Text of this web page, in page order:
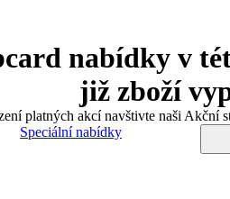
nabídky v
již zboží
platných akcí navštivte naši Akční
Speciální nabídky